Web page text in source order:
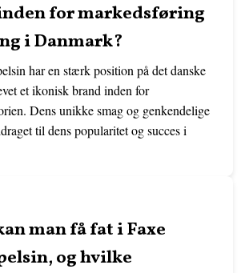
for markedsføring
i Danmark?
har en stærk position på det danske
et ikonisk brand inden for
Dens unikke smag og genkendelige
til dens popularitet og succes i
man få fat i Faxe
og hvilke